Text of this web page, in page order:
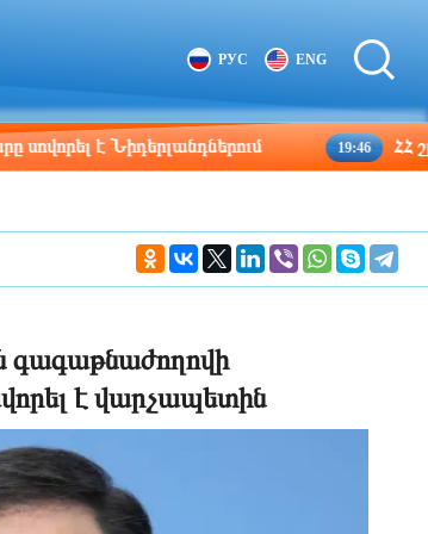
РУС ENG
է Նիդերլանդներում ՀՀ
գագաթնաժողովի
է վարչապետին